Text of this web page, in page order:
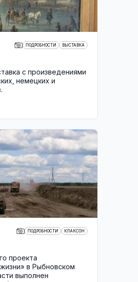
ПОДРОБНОСТИ ВЫСТАВКА
с произведениями
немецких и
ПОДРОБНОСТИ КЛАКСОН
проекта
в Рыбновском
выполнен